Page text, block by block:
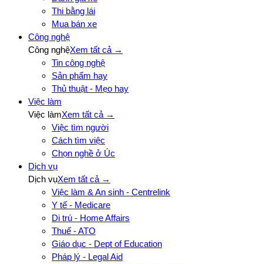
Thi bằng lái
Mua bán xe
Công nghệ
Công nghệXem tất cả →
Tin công nghệ
Sản phẩm hay
Thủ thuật - Mẹo hay
Việc làm
Việc làmXem tất cả →
Việc tìm người
Cách tìm việc
Chọn nghề ở Úc
Dịch vụ
Dịch vụXem tất cả →
Việc làm & An sinh - Centrelink
Y tế - Medicare
Di trú - Home Affairs
Thuế - ATO
Giáo dục - Dept of Education
Pháp lý - Legal Aid